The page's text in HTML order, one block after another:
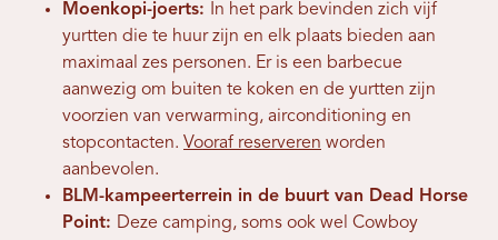
Moenkopi-joerts:
In het park bevinden zich vijf
yurtten die te huur zijn en elk plaats bieden aan
maximaal zes personen. Er is een barbecue
aanwezig om buiten te koken en de yurtten zijn
voorzien van verwarming, airconditioning en
stopcontacten. Vooraf reserveren worden
aanbevolen.
BLM-kampeerterrein in de buurt van Dead Horse
Point: Deze camping, soms ook wel Cowboy